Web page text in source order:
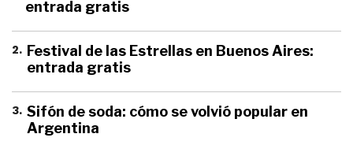
entrada gratis
2. Festival de las Estrellas en Buenos Aires:
entrada gratis
3. Sifón de soda: cómo se volvió popular en
Argentina